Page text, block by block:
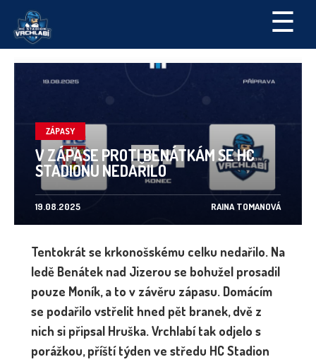
☰
ZÁPASY
V ZÁPASE PROTI BENÁTKÁM SE HC
STADIONU NEDAŘILO
19.08.2025 RAINA TOMANOVÁ
Tentokrát se krkonošskému celku nedařilo. Na
ledě Benátek nad Jizerou se bohužel prosadil
pouze Moník, a to v závěru zápasu. Domácím
se podařilo vstřelit hned pět branek, dvě z
nich si připsal Hruška. Vrchlabí tak odjelo s
porážkou, příští týden ve středu HC Stadion